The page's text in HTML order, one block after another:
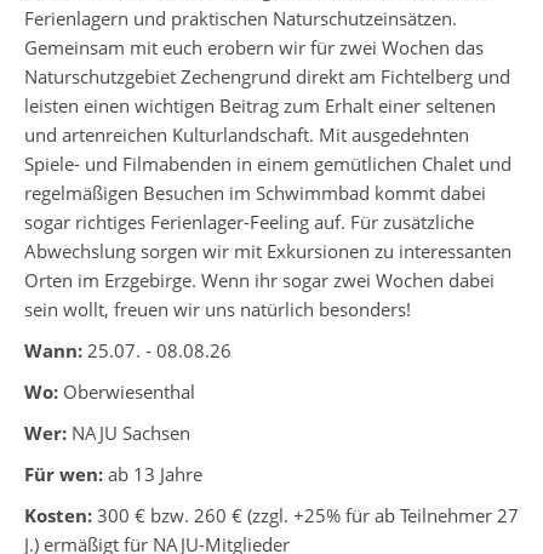
Ferienlagern und praktischen Naturschutzeinsätzen.
Gemeinsam mit euch erobern wir für zwei Wochen das
Naturschutzgebiet Zechengrund direkt am Fichtelberg und
leisten einen wichtigen Beitrag zum Erhalt einer seltenen
und artenreichen Kulturlandschaft. Mit ausgedehnten
Spiele- und Filmabenden in einem gemütlichen Chalet und
regelmäßigen Besuchen im Schwimmbad kommt dabei
sogar richtiges Ferienlager-Feeling auf. Für zusätzliche
Abwechslung sorgen wir mit Exkursionen zu interessanten
Orten im Erzgebirge. Wenn ihr sogar zwei Wochen dabei
sein wollt, freuen wir uns natürlich besonders!
Wann: 25.07. ‐ 08.08.26
Wo: Oberwiesenthal
Wer: NAJU Sachsen
Für wen: ab 13 Jahre
Kosten: 300 € bzw. 260 € (zzgl. +25% für ab Teilnehmer 27
J.) ermäßigt für NAJU-Mitglieder